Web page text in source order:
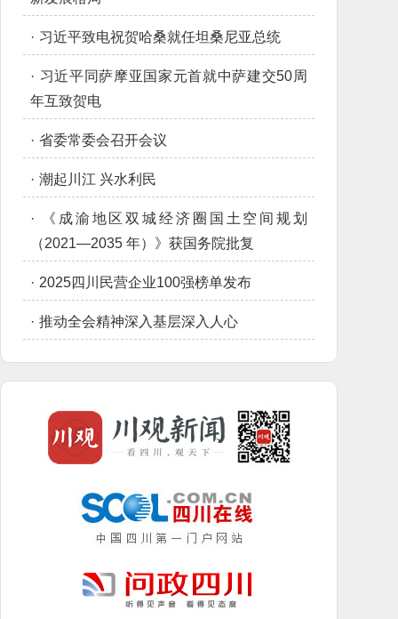
· 习近平致电祝贺哈桑就任坦桑尼亚总统
· 习近平同萨摩亚国家元首就中萨建交50周
年互致贺电
· 省委常委会召开会议
· 潮起川江 兴水利民
·
《成渝地区双城经济圈国土空间规划
（2021—2035 年）》获国务院批复
· 2025四川民营企业100强榜单发布
· 推动全会精神深入基层深入人心